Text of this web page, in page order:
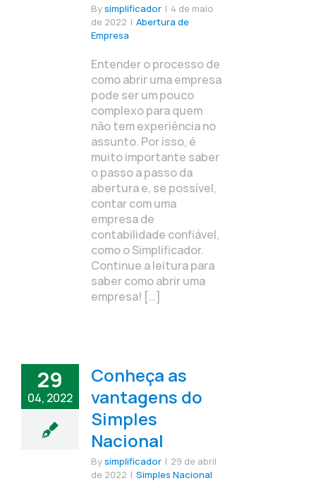
Bysimplificador | 4 de maio
de 2022 | Abertura de
Empresa
Entender o processo de
como abrir uma empresa
pode ser um pouco
complexo para quem
não tem experiência no
assunto. Por isso, é
muito importante saber
o passo a passo da
abertura e, se possível,
contar com uma
empresa de
contabilidade confiável,
como o Simplificador.
Continue a leitura para
saber como abrir uma
empresa! […]
29
04, 2022
Conheça as
vantagens do
Simples
Nacional
Bysimplificador | 29 de abril
de 2022 | Simples Nacional